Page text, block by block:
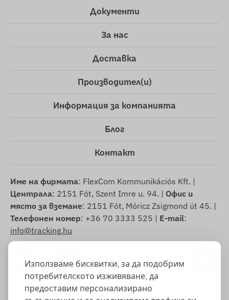
Използваме бисквитки, за да подобрим
потребителското изживяване, да
предоставим персонализирано
Документи
За нас
Доставка
Производител(и)
Информация за компанията
Блог
Контакт
Име на фирмата: FlexCom Kommunikációs Kft. |
Централа: 2151 Fót, Szent Imre u. 94. | Офис и
място за вземане: 2151 Fót, Móricz Zsigmond út 45. |
Телефонен номер: +36 70 3333 525 | E-mail:
info@tracking.hu